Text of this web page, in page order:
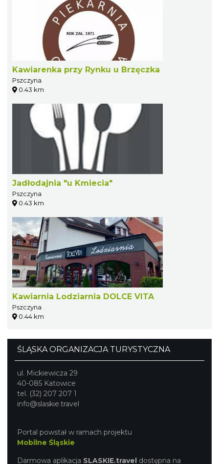
Kawiarenka przy Rynku u Brzęczka
Pszczyna
0.43 km
Jadłodajnia "u Kmiecia"
Pszczyna
0.43 km
Kawiarnia Lodziarnia DOLCE VITA
Pszczyna
0.44 km
ŚLĄSKA ORGANIZACJA TURYSTYCZNA
ul. Mickiewicza 29
40-085 Katowice
tel. (32) 207 207 1
info@slaskie.travel
Portal powstał w ramach projektu
Mobilne Śląskie
Darmowa aplikacja SLASKIE.travel dostępna na